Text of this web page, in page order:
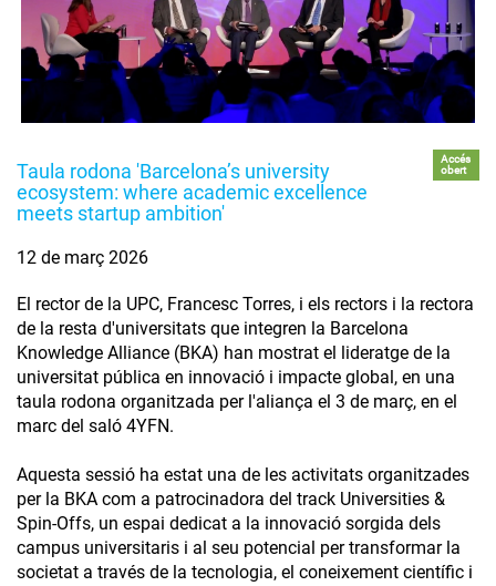
Taula rodona 'Barcelona’s university
ecosystem: where academic excellence
meets startup ambition'
Accés
obert
12 de març 2026
El rector de la UPC, Francesc Torres, i els rectors i la rectora
de la resta d'universitats que integren la Barcelona
Knowledge Alliance (BKA) han mostrat el lideratge de la
universitat pública en innovació i impacte global, en una
taula rodona organitzada per l'aliança el 3 de març, en el
marc del saló 4YFN.
Aquesta sessió ha estat una de les activitats organitzades
per la BKA com a patrocinadora del track Universities &
Spin-Offs, un espai dedicat a la innovació sorgida dels
campus universitaris i al seu potencial per transformar la
societat a través de la tecnologia, el coneixement científic i